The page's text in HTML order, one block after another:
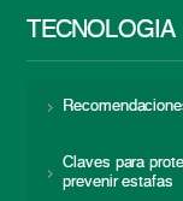
TECNOLOGÍA
Claves para
prevenir estafas